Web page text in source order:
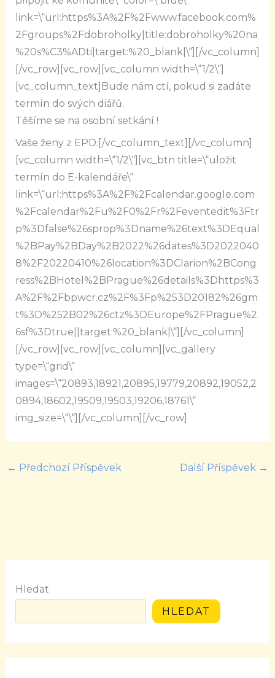
link=\“url:https%3A%2F%2Fwww.facebook.com%
2Fgroups%2Fdobroholky|title:dobroholky%20na
%20s%C3%ADti|target:%20_blank|\“][/vc_column]
[/vc_row][vc_row][vc_column width=\“1/2\“]
[vc_column_text]Bude nám ctí, pokud si zadáte
termín do svých diářů.
Těšíme se na osobní setkání !
Vaše ženy z EPD.[/vc_column_text][/vc_column]
[vc_column width=\“1/2\“][vc_btn title=\“uložit
termín do E-kalendáře\“
link=\“url:https%3A%2F%2Fcalendar.google.com
%2Fcalendar%2Fu%2F0%2Fr%2Feventedit%3Ftr
p%3Dfalse%26sprop%3Dname%26text%3DEqual
%2BPay%2BDay%2B2022%26dates%3D2022040
8%2F20220410%26location%3DClarion%2BCong
ress%2BHotel%2BPrague%26details%3Dhttps%3
A%2F%2Fbpwcr.cz%2F%3Fp%253D20182%26gm
t%3D%252B02%26ctz%3DEurope%2FPrague%2
6sf%3Dtrue||target:%20_blank|\“][/vc_column]
[/vc_row][vc_row][vc_column][vc_gallery
type=\“grid\“
images=\“20893,18921,20895,19779,20892,19052,2
0894,18602,19509,19503,19206,18761\“
img_size=\“\“][/vc_column][/vc_row]
← Předchozí Příspěvek Další Příspěvek →
Hledat
HLEDAT